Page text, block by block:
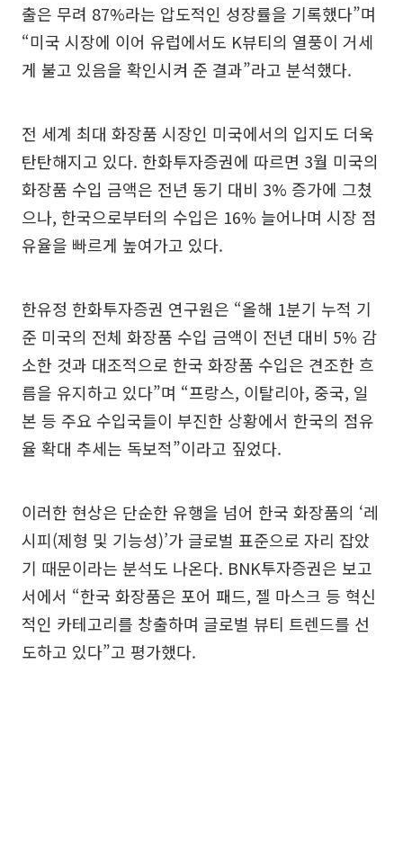
출은 무려 87%라는 압도적인 성장률을 기록했다”며
“미국 시장에 이어 유럽에서도 K뷰티의 열풍이 거세
게 불고 있음을 확인시켜 준 결과”라고 분석했다.
전 세계 최대 화장품 시장인 미국에서의 입지도 더욱
탄탄해지고 있다. 한화투자증권에 따르면 3월 미국의
화장품 수입 금액은 전년 동기 대비 3% 증가에 그쳤
으나, 한국으로부터의 수입은 16% 늘어나며 시장 점
유율을 빠르게 높여가고 있다.
한유정 한화투자증권 연구원은 “올해 1분기 누적 기
준 미국의 전체 화장품 수입 금액이 전년 대비 5% 감
소한 것과 대조적으로 한국 화장품 수입은 견조한 흐
름을 유지하고 있다”며 “프랑스, 이탈리아, 중국, 일
본 등 주요 수입국들이 부진한 상황에서 한국의 점유
율 확대 추세는 독보적”이라고 짚었다.
이러한 현상은 단순한 유행을 넘어 한국 화장품의 ‘레
시피(제형 및 기능성)’가 글로벌 표준으로 자리 잡았
기 때문이라는 분석도 나온다. BNK투자증권은 보고
서에서 “한국 화장품은 포어 패드, 젤 마스크 등 혁신
적인 카테고리를 창출하며 글로벌 뷰티 트렌드를 선
도하고 있다”고 평가했다.